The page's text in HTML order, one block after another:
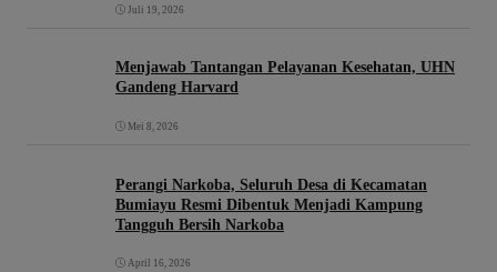
Juli 19, 2026
Menjawab Tantangan Pelayanan Kesehatan, UHN
Gandeng Harvard
Mei 8, 2026
Perangi Narkoba, Seluruh Desa di Kecamatan
Bumiayu Resmi Dibentuk Menjadi Kampung
Tangguh Bersih Narkoba
April 16, 2026